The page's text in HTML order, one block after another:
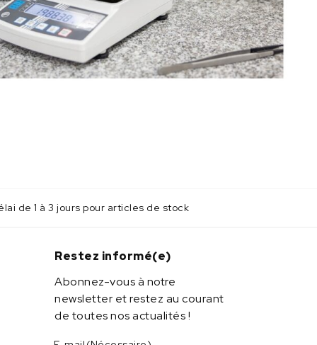
de 1 à 3 jours pour articles de stock
Restez informé(e)
Abonnez-vous à notre
newsletter et restez au courant
de toutes nos actualités !